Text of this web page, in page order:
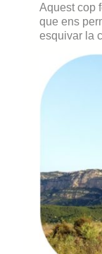
Aquest cop
que ens
esquivar la